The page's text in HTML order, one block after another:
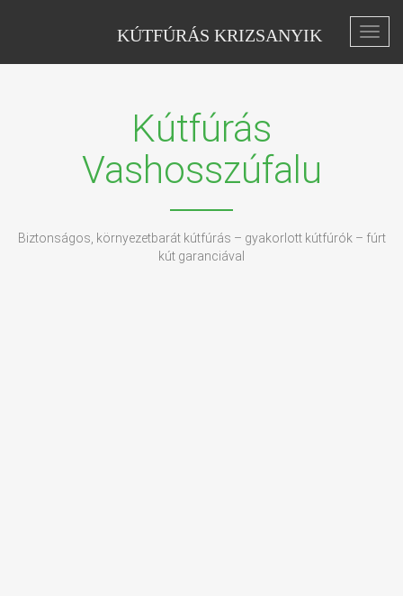
KÚTFÚRÁS KRIZSANYIK
Kútfúrás
Vashosszúfalu
Biztonságos, környezetbarát kútfúrás – gyakorlott kútfúrók – fúrt
kút garanciával